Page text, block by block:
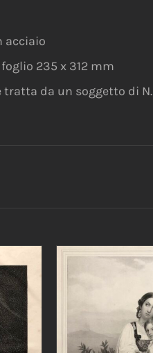
acciaio
235 x 312 mm
tratta da un soggetto di